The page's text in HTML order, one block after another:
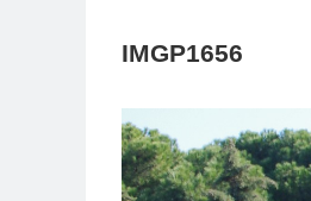
IMGP1656